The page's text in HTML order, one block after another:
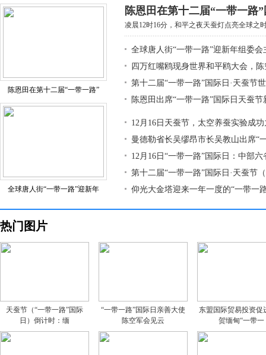
陈恩田在第十二届“一带一路”
全球唐人街“一带一路”迎新年
陈恩田在第十二届“一带一路”
凌晨12时16分，和平之夜天蚕灯点亮全球之
全球唐人街“一带一路”迎新年组委会
四万红嘴鸥现身世界和平鸥大会，
第十二届“一带一路”国际日·天蚕节
陈恩田出席“一带一路”国际日天蚕节
12月16日天蚕节，太空养蚕实验成
曼德勒省长吴缪昂市长吴教山出席“
12月16日“一带一路”国际日：中部六
第十二届“一带一路”国际日·天蚕节
仰光大金塔迎来一年一度的“一带一
热门图片
天蚕节（“一带一路”国际
日）倒计时：缅
“一带一路”国际日亲善大使
陈空军会见云
东盟国际贸易投资促
贺缅甸“一带一